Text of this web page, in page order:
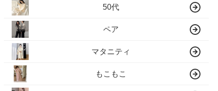
50代
ペア
マタニティ
もこもこ